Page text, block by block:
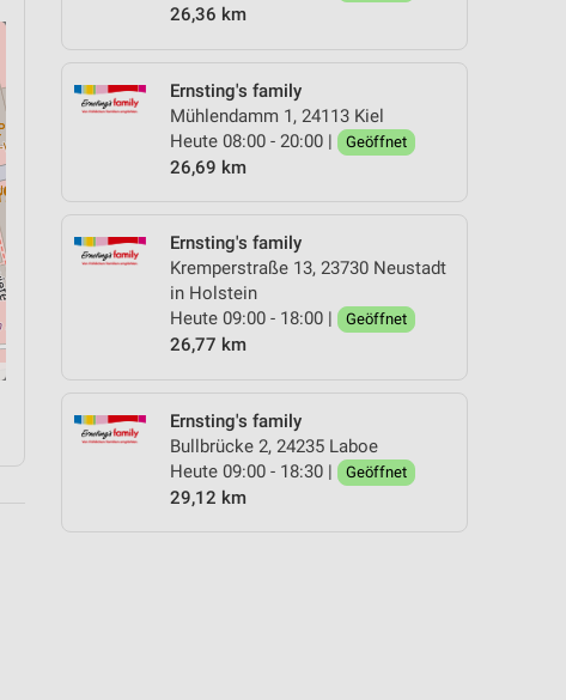
26,36 km
Ernsting's family
Mühlendamm 1, 24113 Kiel
Heute 08:00 - 20:00 |
Geöffnet
26,69 km
Ernsting's family
Kremperstraße 13, 23730 Neustadt
in Holstein
Heute 09:00 - 18:00 |
Geöffnet
26,77 km
Ernsting's family
Bullbrücke 2, 24235 Laboe
Heute 09:00 - 18:30 |
Geöffnet
29,12 km